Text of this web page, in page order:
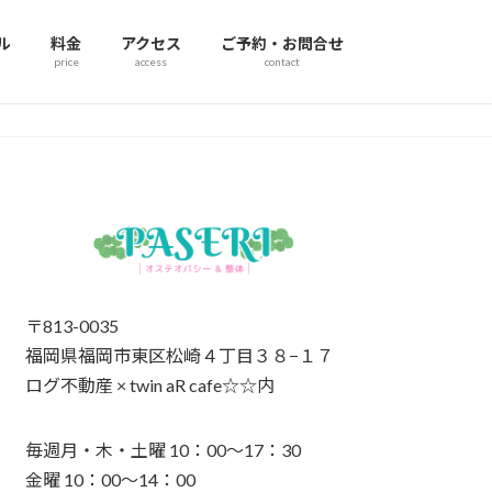
料金
price
アクセス
access
ご予約・お問合せ
contact
〒813-0035
福岡県福岡市東区松崎４丁目３８−１７
ログ不動産 × twin aR cafe☆☆内
毎週月・木・土曜 10：00～17：30
金曜 10：00～14：00